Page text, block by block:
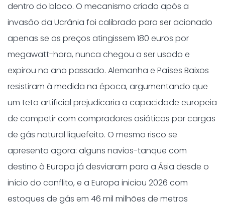
dentro do bloco. O mecanismo criado após a
invasão da Ucrânia foi calibrado para ser acionado
apenas se os preços atingissem 180 euros por
megawatt-hora, nunca chegou a ser usado e
expirou no ano passado. Alemanha e Países Baixos
resistiram à medida na época, argumentando que
um teto artificial prejudicaria a capacidade europeia
de competir com compradores asiáticos por cargas
de gás natural liquefeito. O mesmo risco se
apresenta agora: alguns navios-tanque com
destino à Europa já desviaram para a Ásia desde o
início do conflito, e a Europa iniciou 2026 com
estoques de gás em 46 mil milhões de metros